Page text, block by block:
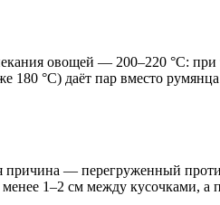
овощей — 200–220 °C: при
180 °C) даёт пар вместо
причина — перегруженный
1–2 см между кусочками,